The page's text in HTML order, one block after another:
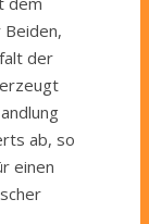
Beiden,
der
ab, so
einen